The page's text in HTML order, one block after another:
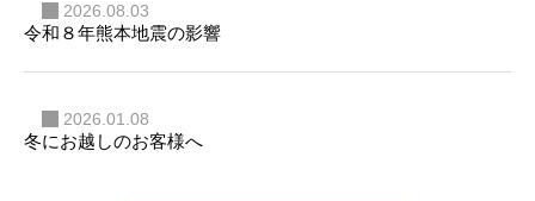
2026.08.03
令和８年熊本地震の影響
2026.01.08
冬にお越しのお客様へ